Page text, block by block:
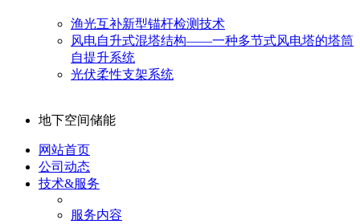
渔光互补新型锚杆检测技术
风电自升式混塔结构——一种多节式风电塔的塔筒
自提升系统
光伏柔性支架系统
地下空间储能
网站首页
公司动态
技术&服务
服务内容